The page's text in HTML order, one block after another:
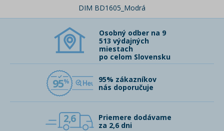
DIM BD1605_Modrá
Osobný odber na 9
513 výdajných
miestach
po celom Slovensku
95
95% zákazníkov
nás doporučuje
2,6
Priemere dodávame
za 2,6 dni